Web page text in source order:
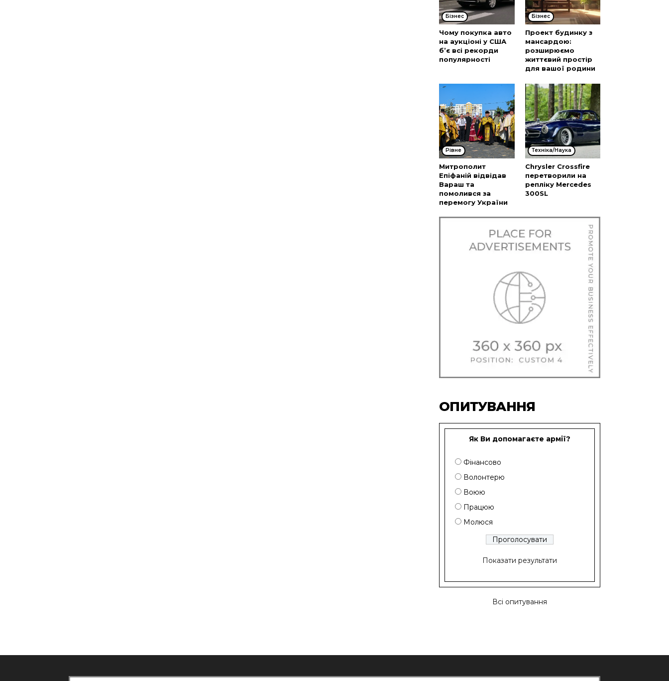
Бізнес
Чому покупка авто
на аукціоні у США
б’є всі рекорди
популярності
Бізнес
Проект будинку з
мансардою:
розширюємо
життєвий простір
для вашої родини
Рівне
Митрополит
Епіфаній відвідав
Вараш та
помолився за
перемогу України
Техніка/Наука
Chrysler Crossfire
перетворили на
репліку Mercedes
300SL
ОПИТУВАННЯ
Як Ви допомагаєте армії?
Фінансово
Волонтерю
Воюю
Працюю
Молюся
Показати результати
Всі опитування